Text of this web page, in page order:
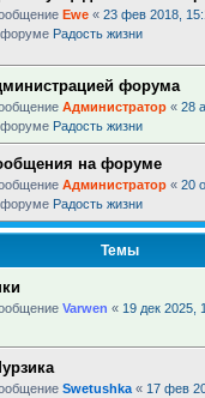
Ewe « 23 фев 2018,
форуме Радость жизни
форума
Администратор « 28
форуме Радость жизни
на форуме
Администратор « 20
форуме Радость жизни
Темы
Varwen « 19 дек 2025,
Swetushka « 17 фев